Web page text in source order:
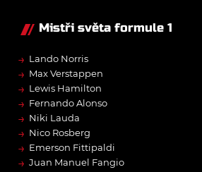
Mistři světa formule 1
→ Lando Norris
→ Max Verstappen
→ Lewis Hamilton
→ Fernando Alonso
→ Niki Lauda
→ Nico Rosberg
→ Emerson Fittipaldi
→ Juan Manuel Fangio